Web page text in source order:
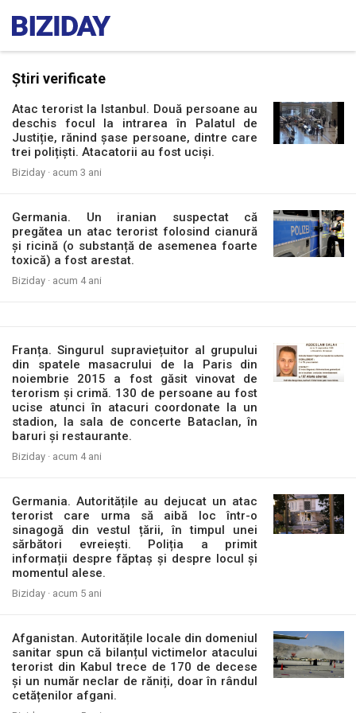
Știri verificate
Atac terorist la Istanbul. Două persoane au
deschis focul la intrarea în Palatul de
Justiție, rănind șase persoane, dintre care
trei polițiști. Atacatorii au fost uciși.
Biziday · acum 3 ani
Germania. Un iranian suspectat că
pregătea un atac terorist folosind cianură
și ricină (o substanță de asemenea foarte
toxică) a fost arestat.
Biziday · acum 4 ani
Franța. Singurul supraviețuitor al grupului
din spatele masacrului de la Paris din
noiembrie 2015 a fost găsit vinovat de
terorism și crimă. 130 de persoane au fost
ucise atunci în atacuri coordonate la un
stadion, la sala de concerte Bataclan, în
baruri și restaurante.
Biziday · acum 4 ani
Germania. Autoritățile au dejucat un atac
terorist care urma să aibă loc într-o
sinagogă din vestul țării, în timpul unei
sărbători evreiești. Poliția a primit
informații despre făptaș și despre locul și
momentul alese.
Biziday · acum 5 ani
Afganistan. Autoritățile locale din domeniul
sanitar spun că bilanțul victimelor atacului
terorist din Kabul trece de 170 de decese
și un număr neclar de răniți, doar în rândul
cetățenilor afgani.